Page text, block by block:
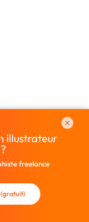
illustrateur
freelance